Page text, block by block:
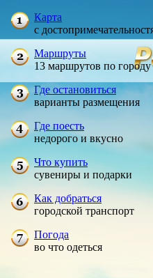
Карта
с
Маршруты
13 маршрутов по городу
Где остановиться
варианты размещения
Где поесть
недорого и вкусно
Что купить
сувениры и подарки
Как добраться
городской транспорт
Погода
во что одеться